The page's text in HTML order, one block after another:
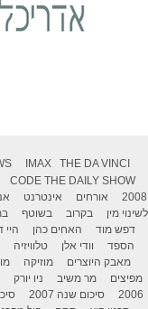
IMAX
THE DA VINCI
CODE THE DAILY SHOW
2008
אורחים אינטרנט
לשינוי מין
בקרוב בשוטף
דפש מוד
האחים כהן היי
הספד
וודי אלן טלוויזיה
מאבק היוצרים
מוזיקה
מפיצים
מר משיב ניו יורק
2006
סיכום שנה 2007